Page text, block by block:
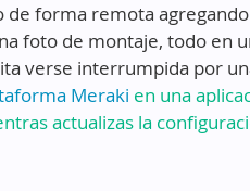
de forma remota
foto de montaje, todo en
verse interrumpida por
Meraki en una
actualizas la